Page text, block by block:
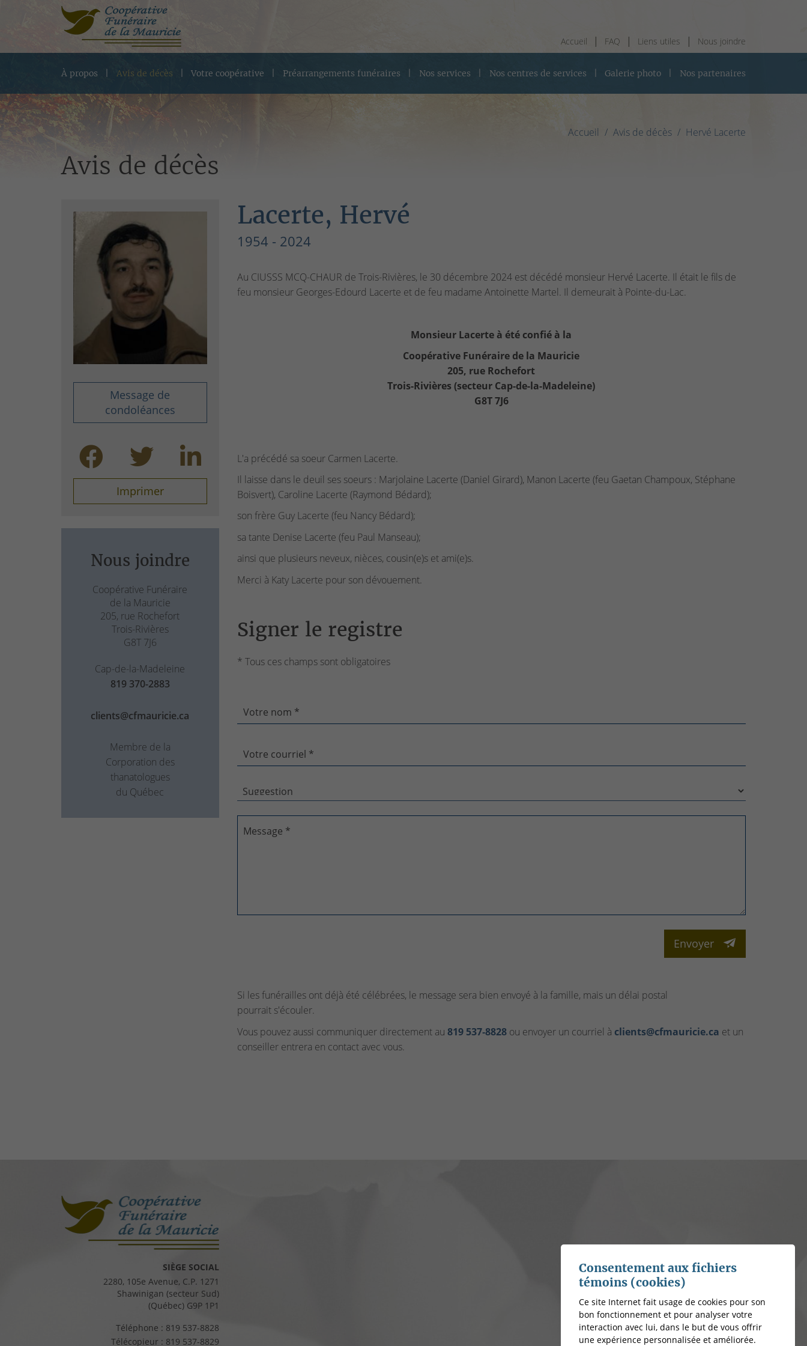
Accueil FAQ Liens utiles Nous joindre
À propos Avis de décès Votre coopérative Préarrangements funéraires Nos services Nos centres de services Galerie photo Nos partenaires
Accueil Avis de décès Hervé Lacerte
Avis de décès
Message de
condoléances
Imprimer
Nous joindre
Coopérative Funéraire
de la Mauricie
205, rue Rochefort
Trois-Rivières
G8T 7J6
Cap-de-la-Madeleine
819 370-2883
clients@cfmauricie.ca
Membre de la
Corporation des
thanatologues
du Québec
Lacerte, Hervé
1954 - 2024
Au CIUSSS MCQ-CHAUR de Trois-Rivières, le 30 décembre 2024 est décédé monsieur Hervé Lacerte. Il était le fils de
feu monsieur Georges-Edourd Lacerte et de feu madame Antoinette Martel. Il demeurait à Pointe-du-Lac.
Monsieur Lacerte à été confié à la
Coopérative Funéraire de la Mauricie
205, rue Rochefort
Trois-Rivières (secteur Cap-de-la-Madeleine)
G8T 7J6
L'a précédé sa soeur Carmen Lacerte.
Il laisse dans le deuil ses soeurs : Marjolaine Lacerte (Daniel Girard), Manon Lacerte (feu Gaetan Champoux, Stéphane
Boisvert), Caroline Lacerte (Raymond Bédard);
son frère Guy Lacerte (feu Nancy Bédard);
sa tante Denise Lacerte (feu Paul Manseau);
ainsi que plusieurs neveux, nièces, cousin(e)s et ami(e)s.
Merci à Katy Lacerte pour son dévouement.
Signer le registre
* Tous ces champs sont obligatoires
Votre nom *
Votre courriel *
Message *
Envoyer
Si les funérailles ont déjà été célébrées, le message sera bien envoyé à la famille, mais un délai postal
pourrait s'écouler.
Vous pouvez aussi communiquer directement au 819 537‑8828ou envoyer un courriel à clients@cfmauricie.ca et un
conseiller entrera en contact avec vous.
SIÈGE SOCIAL
2280, 105e Avenue, C.P. 1271
Shawinigan (secteur Sud)
(Québec) G9P 1P1
Téléphone : 819 537-8828
Télécopieur : 819 537-8829
Consentement aux fichiers
témoins (cookies)
Ce site Internet fait usage de cookies pour son
bon fonctionnement et pour analyser votre
interaction avec lui, dans le but de vous offrir
une expérience personnalisée et améliorée.